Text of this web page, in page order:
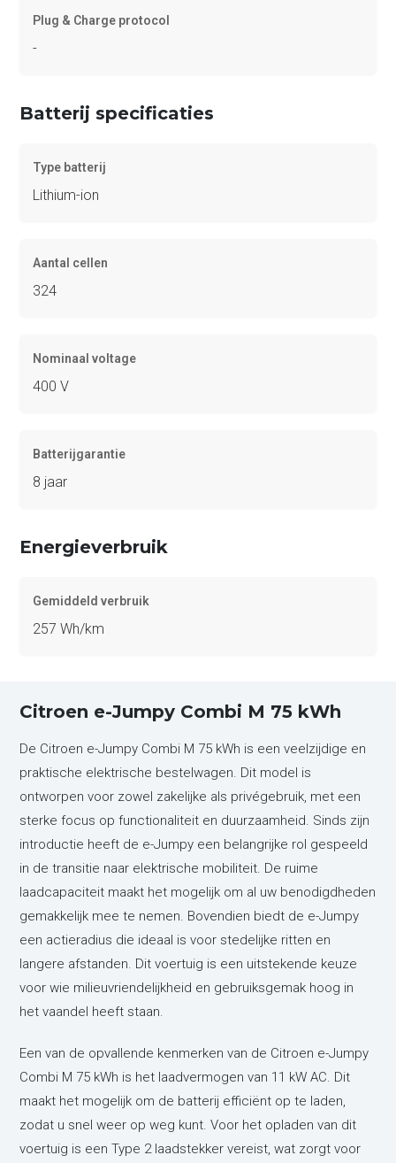
Plug & Charge protocol
-
Batterij specificaties
Type batterij
Lithium-ion
Aantal cellen
324
Nominaal voltage
400 V
Batterijgarantie
8 jaar
Energieverbruik
Gemiddeld verbruik
257 Wh/km
Citroen e-Jumpy Combi M 75 kWh
De Citroen e-Jumpy Combi M 75 kWh is een veelzijdige en
praktische elektrische bestelwagen. Dit model is
ontworpen voor zowel zakelijke als privégebruik, met een
sterke focus op functionaliteit en duurzaamheid. Sinds zijn
introductie heeft de e-Jumpy een belangrijke rol gespeeld
in de transitie naar elektrische mobiliteit. De ruime
laadcapaciteit maakt het mogelijk om al uw benodigdheden
gemakkelijk mee te nemen. Bovendien biedt de e-Jumpy
een actieradius die ideaal is voor stedelijke ritten en
langere afstanden. Dit voertuig is een uitstekende keuze
voor wie milieuvriendelijkheid en gebruiksgemak hoog in
het vaandel heeft staan.
Een van de opvallende kenmerken van de Citroen e-Jumpy
Combi M 75 kWh is het laadvermogen van 11 kW AC. Dit
maakt het mogelijk om de batterij efficiënt op te laden,
zodat u snel weer op weg kunt. Voor het opladen van dit
voertuig is een Type 2 laadstekker vereist, wat zorgt voor